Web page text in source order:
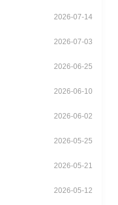
2026-07-14
2026-07-03
2026-06-25
2026-06-10
2026-06-02
2026-05-25
2026-05-21
2026-05-12